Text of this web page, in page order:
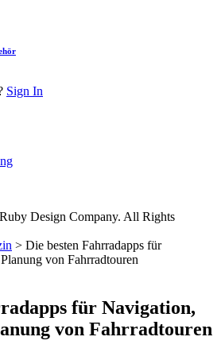
Sign In
Design Company. All Rights
> Die besten Fahrradapps für
von Fahrradtouren
für Navigation,
von Fahrradtouren